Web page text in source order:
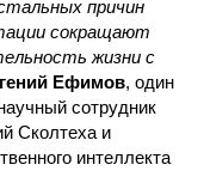
причин
сокращают
жизни с
Ефимов, один
сотрудник
Сколтеха и
интеллекта